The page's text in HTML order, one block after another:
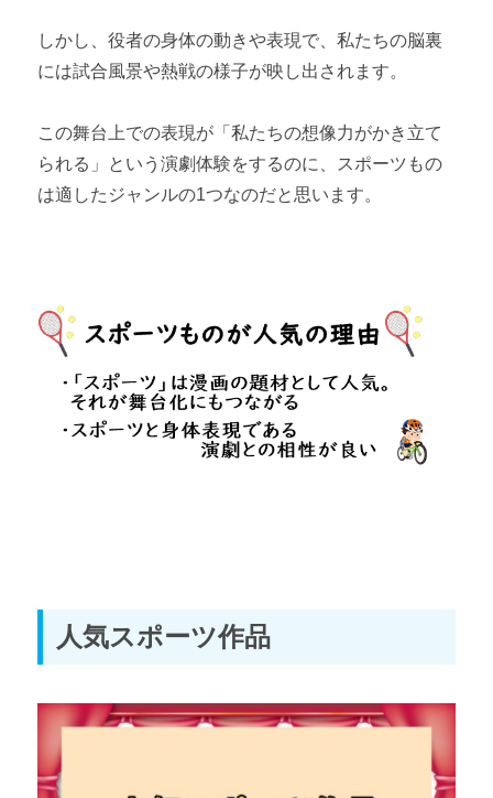
しかし、役者の身体の動きや表現で、私たちの脳裏
には試合風景や熱戦の様子が映し出されます。
この舞台上での表現が「私たちの想像力がかき立て
られる」という演劇体験をするのに、スポーツもの
は適したジャンルの1つなのだと思います。
人気スポーツ作品